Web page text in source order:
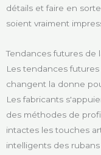
détails et faire en
soient vraiment
Tendances futures de
Les tendances
changent la donne
Les fabricants
des méthodes de
intactes les touches
intelligents des